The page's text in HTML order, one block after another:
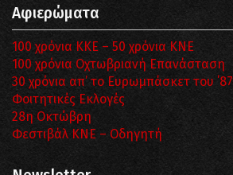
Αφιερώματα
100 χρόνια ΚΚΕ – 50 χρόνια ΚΝΕ
100 χρόνια Οχτωβριανή Επανάσταση
30 χρόνια απ’ το Ευρωμπάσκετ του ΄87
Φοιτητικές Εκλογές
28η Οκτώβρη
Φεστιβάλ ΚΝΕ – Οδηγητή